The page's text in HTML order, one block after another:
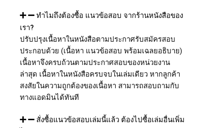
ทำไมถึงต้องซื้อ แนวข้อสอบ จากร้านหนังสือของ
เรา?
ปรับปรุงเนื้อหาในหนังสือตามประกาศรับสมัครสอบ
ประกอบด้วย (เนื้อหา แนวข้อสอบ พร้อมเฉลยอธิบาย)
เนื้อหาจึงครบถ้วนตามประกาศสอบของหน่วยงาน
ล่าสุด เนื้อหาในหนังสือครบจบในเล่มเดียว หากลูกค้า
สงสัยในความถูกต้องของเนื้อหา สามารถสอบถามกับ
ทางแอดมินได้ทันที
สั่งซื้อแนวข้อสอบเล่มนี้แล้ว ต้องไปซื้อเล่มอื่นเพิ่ม